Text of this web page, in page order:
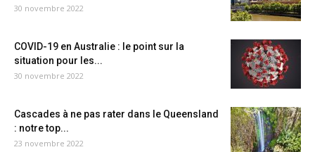
30 novembre 2022
COVID-19 en Australie : le point sur la
situation pour les...
30 novembre 2022
Cascades à ne pas rater dans le Queensland
: notre top...
23 novembre 2022